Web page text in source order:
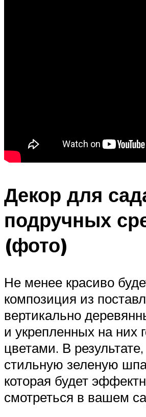
Декор для
подручных
(фото)
Не менее красиво
композиция из
вертикально
и укрепленных на них
цветами. В
стильную зеленую
которая будет
смотреться в вашем